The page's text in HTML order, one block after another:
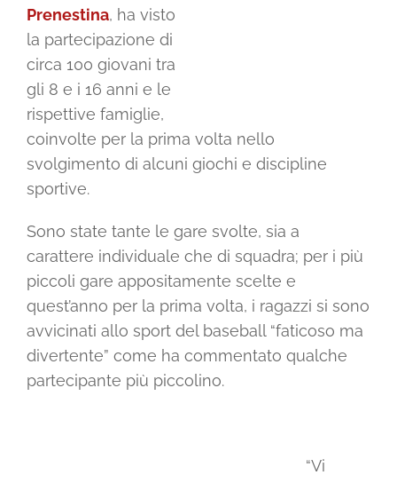
Prenestina, ha visto
la partecipazione di
circa 100 giovani tra
gli 8 e i 16 anni e le
rispettive famiglie,
coinvolte per la prima volta nello
svolgimento di alcuni giochi e discipline
sportive.
Sono state tante le gare svolte, sia a
carattere individuale che di squadra; per i più
piccoli gare appositamente scelte e
quest’anno per la prima volta, i ragazzi si sono
avvicinati allo sport del baseball “faticoso ma
divertente” come ha commentato qualche
partecipante più piccolino.
“Vi